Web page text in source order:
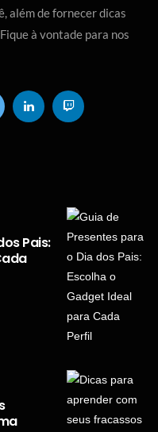
além de fornecer dicas
à vontade para nos
Pais: